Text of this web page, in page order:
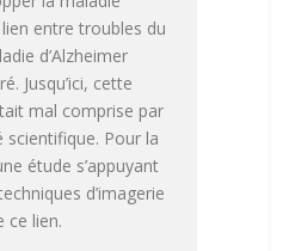
lien entre troubles du
d’Alzheimer
Jusqu’ici, cette
mal comprise par
Pour la
étude s’appuyant
d’imagerie
ce lien.